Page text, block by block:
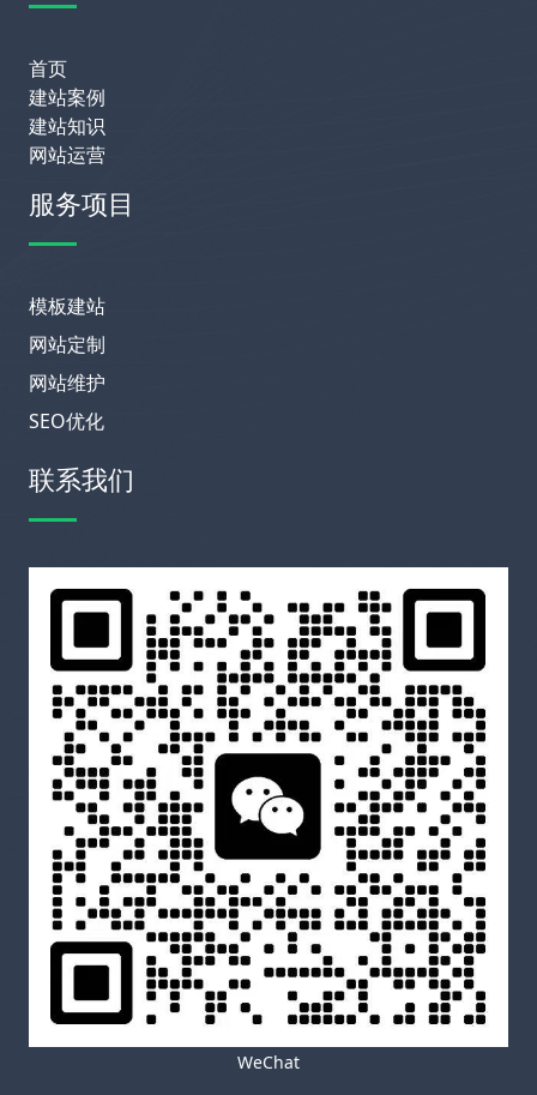
首页
建站案例
建站知识
网站运营
服务项目
模板建站
网站定制
网站维护
SEO优化
联系我们
WeChat